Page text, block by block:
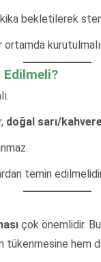
bekletilerek
ortamda
Edilmeli?
doğal sarı/
temin
çok önemlidir.
tükenmesine hem